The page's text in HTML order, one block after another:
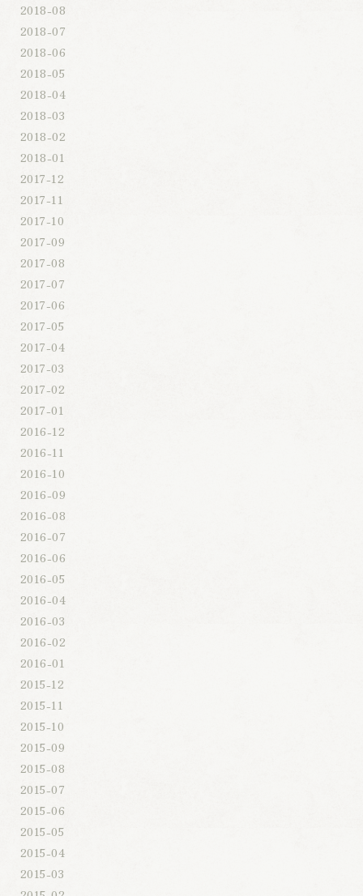
2018-08
2018-07
2018-06
2018-05
2018-04
2018-03
2018-02
2018-01
2017-12
2017-11
2017-10
2017-09
2017-08
2017-07
2017-06
2017-05
2017-04
2017-03
2017-02
2017-01
2016-12
2016-11
2016-10
2016-09
2016-08
2016-07
2016-06
2016-05
2016-04
2016-03
2016-02
2016-01
2015-12
2015-11
2015-10
2015-09
2015-08
2015-07
2015-06
2015-05
2015-04
2015-03